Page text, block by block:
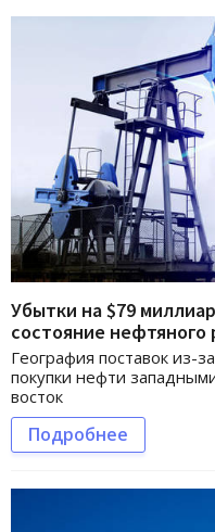
Убытки на $79
состояние
География поставок из-
покупки нефти
восток
Подробнее